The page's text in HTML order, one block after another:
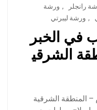
رانجلر , ورشة
, ورشة ليبرتي
في الخبر
الشرقي
المنطقة الشرقية